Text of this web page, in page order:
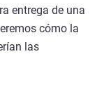
entrega de una
cómo la
las